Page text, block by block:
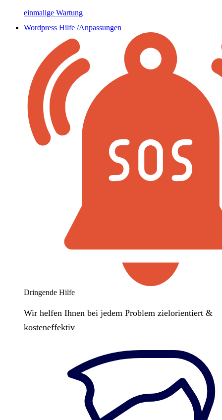
einmalige Wartung
Wordpress Hilfe /Anpassungen
Dringende Hilfe
Wir helfen Ihnen bei jedem Problem zielorientiert &
kosteneffektiv